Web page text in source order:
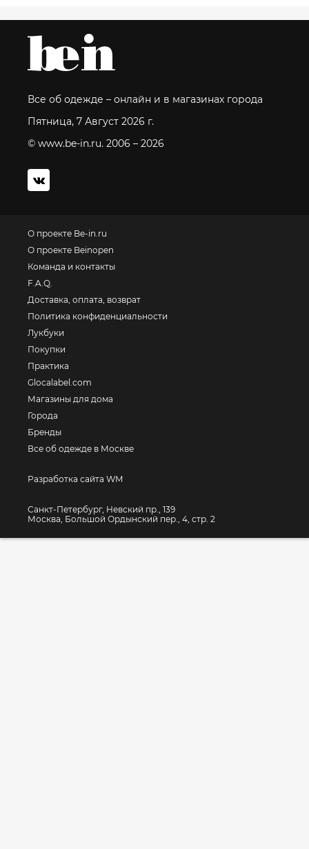
Все об одежде – онлайн и в магазинах города
Пятница, 7 Август 2026 г.
© www.be-in.ru. 2006 – 2026
О проекте Be-in.ru
О проекте Beinopen
Команда и контакты
F.A.Q.
Доставка, оплата, возврат
Политика конфиденциальности
Лукбуки
Покупки
Практика
Glocalabel.com
Магазины для дома
Города
Бренды
Все об одежде в Москве
Разработка сайта WM
Санкт-Петербург, Невский пр., 139
Москва, Большой Ордынский пер., 4, стр. 2